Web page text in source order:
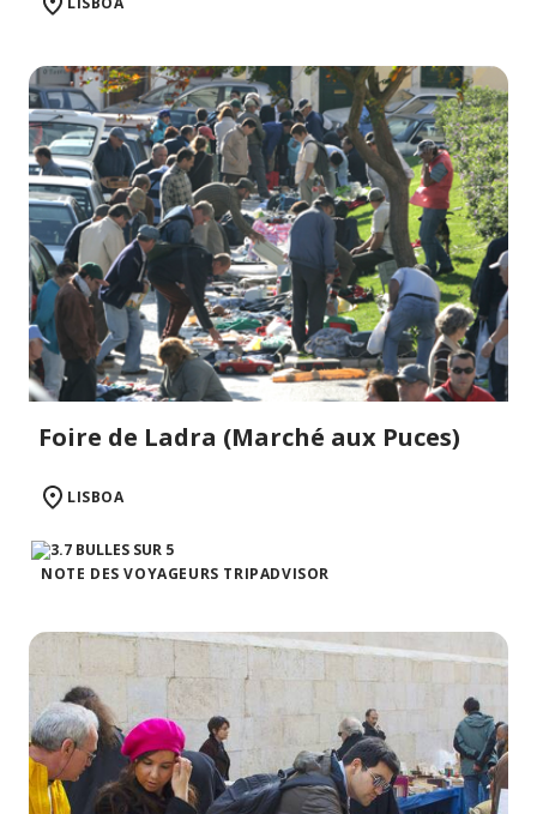
Foire de Ladra (Marché aux Puces)
LISBOA
NOTE DES VOYAGEURS TRIPADVISOR